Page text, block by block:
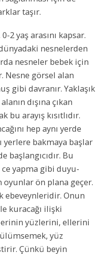
taşır.
2 yaş arasını kapsar.
nesnelerden
nesneler bebek için
Nesne görsel alan
gibi davranır. Yaklaşık
dışına çıkan
arayış kısıtlıdır.
hep aynı yerde
yerlere bakmaya başlar
başlangıcıdır. Bu
yapma gibi duyu-
oyunlar ön plana geçer.
ebeveynleridir. Onun
kuracağı ilişki
yüzlerini, ellerini
yüz
Çünkü beyin